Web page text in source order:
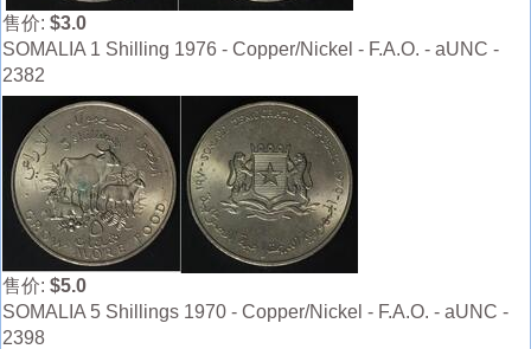
售价: $3.0
SOMALIA 1 Shilling 1976 - Copper/Nickel - F.A.O. - aUNC -
2382
售价: $5.0
SOMALIA 5 Shillings 1970 - Copper/Nickel - F.A.O. - aUNC -
2398